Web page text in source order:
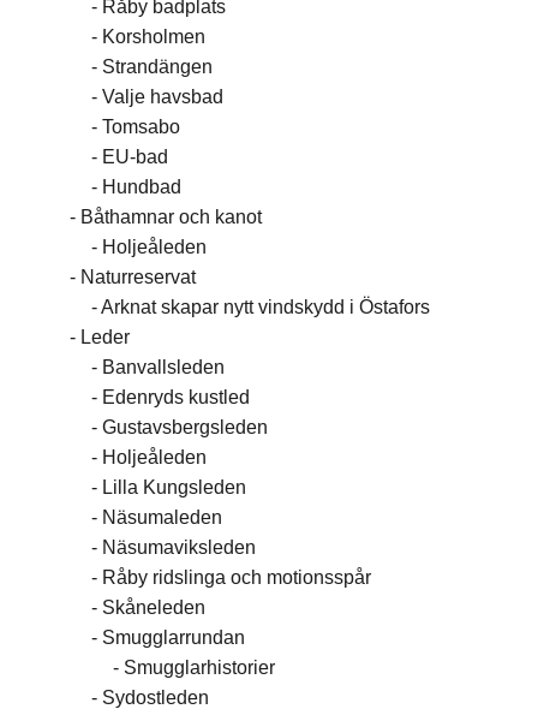
Råby badplats
Korsholmen
Strandängen
Valje havsbad
Tomsabo
EU-bad
Hundbad
Båthamnar och kanot
Holjeåleden
Naturreservat
Arknat skapar nytt vindskydd i Östafors
Leder
Banvallsleden
Edenryds kustled
Gustavsbergsleden
Holjeåleden
Lilla Kungsleden
Näsumaleden
Näsumaviksleden
Råby ridslinga och motionsspår
Skåneleden
Smugglarrundan
Smugglarhistorier
Sydostleden